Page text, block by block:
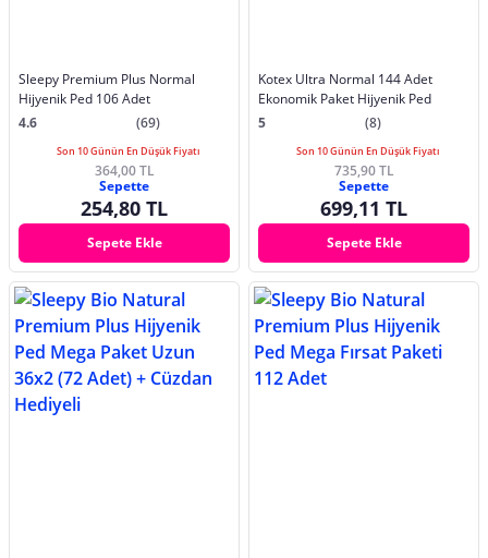
Sleepy Premium Plus Normal
Hijyenik Ped 106 Adet
4.6
(69)
Son 10 Günün En Düşük Fiyatı
364,00 TL
Sepette
254,80 TL
Sepete Ekle
Kotex Ultra Normal 144 Adet
Ekonomik Paket Hijyenik Ped
5
(8)
Son 10 Günün En Düşük Fiyatı
735,90 TL
Sepette
699,11 TL
Sepete Ekle